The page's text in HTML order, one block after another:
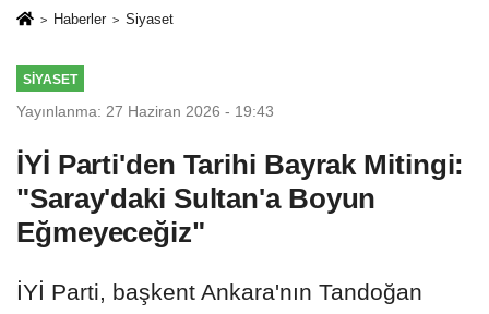
Protokolü
Haberler Siyaset
SIYASET
Yayınlanma: 27 Haziran 2026 - 19:43
İYİ Parti'den Tarihi Bayrak Mitingi:
"Saray'daki Sultan'a Boyun
Eğmeyeceğiz"
İYİ Parti, başkent Ankara'nın Tandoğan